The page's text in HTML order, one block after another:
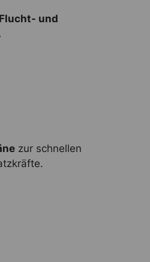
Flucht- und
zur schnellen